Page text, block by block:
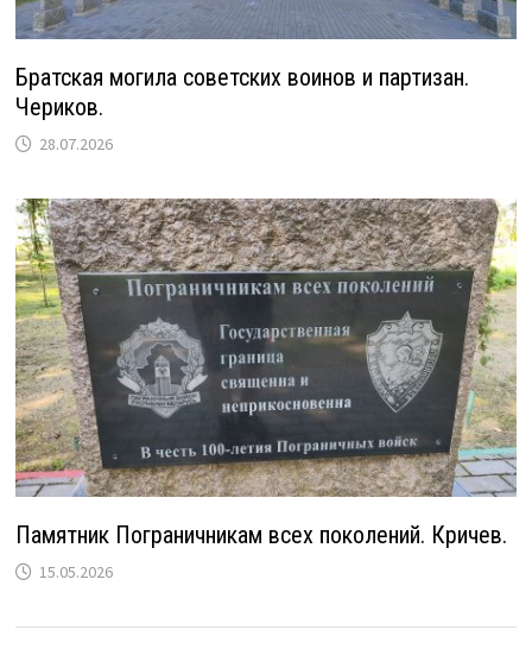
Братская могила советских воинов и партизан.
Чериков.
28.07.2026
Памятник Пограничникам всех поколений. Кричев.
15.05.2026